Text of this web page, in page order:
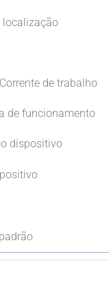
localização
de trabalho
de funcionamento
dispositivo